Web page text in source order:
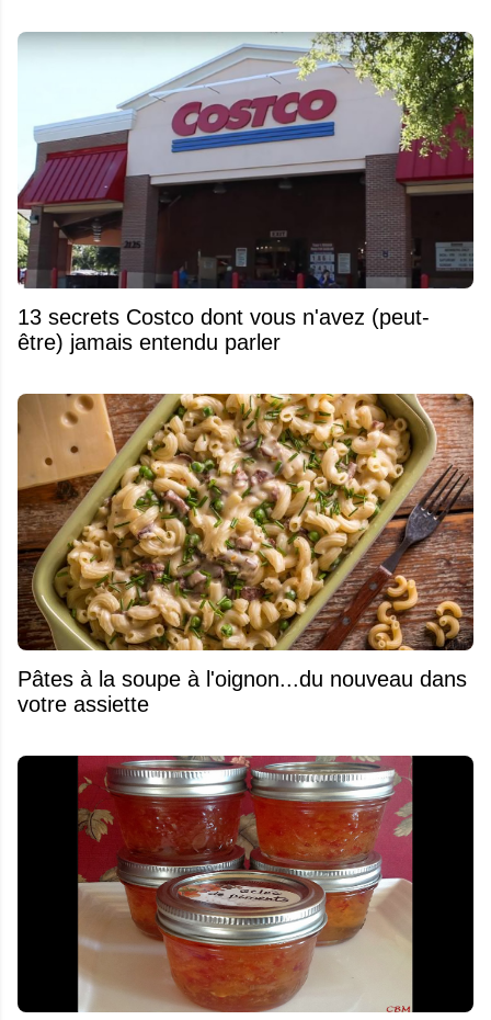
13 secrets Costco dont vous n'avez (peut-
être) jamais entendu parler
Pâtes à la soupe à l'oignon...du nouveau dans
votre assiette